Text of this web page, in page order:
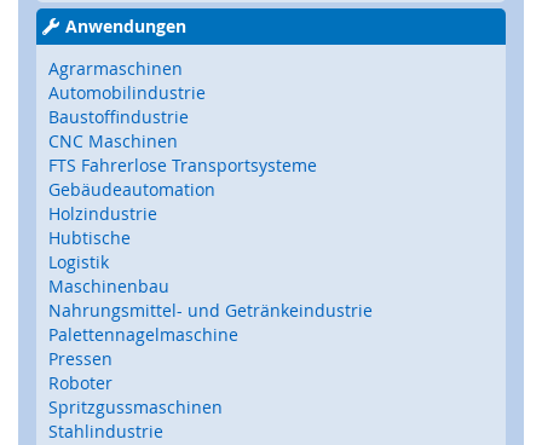
l
t
u
n
g
,
V
e
r
r
i
e
g
e
l
u
n
g
,
Anwendungen
Agrarmaschinen
Automobilindustrie
Baustoffindustrie
CNC Maschinen
FTS Fahrerlose Transportsysteme
Gebäudeautomation
Holzindustrie
Hubtische
Logistik
Maschinenbau
Nahrungsmittel- und Getränkeindustrie
Palettennagelmaschine
Pressen
Roboter
Spritzgussmaschinen
Stahlindustrie